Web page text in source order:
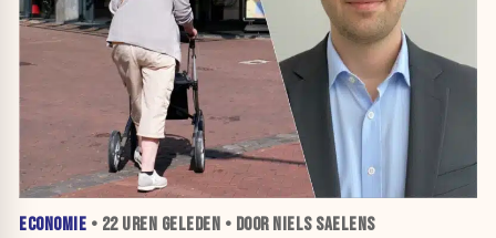
ECONOMIE • 22 UREN GELEDEN • DOOR NIELS SAELENS